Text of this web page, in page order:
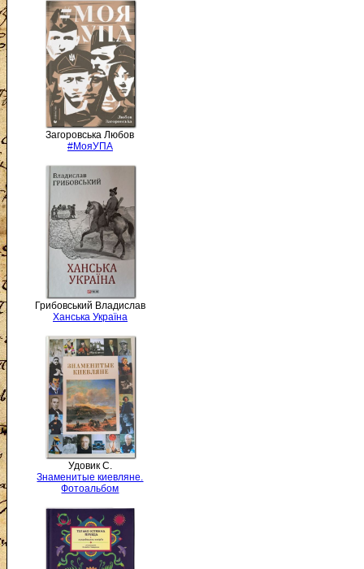
Загоровська Любов
#МояУПА
Грибовський Владислав
Ханська Україна
Удовик С.
Знаменитые киевляне.
Фотоальбом